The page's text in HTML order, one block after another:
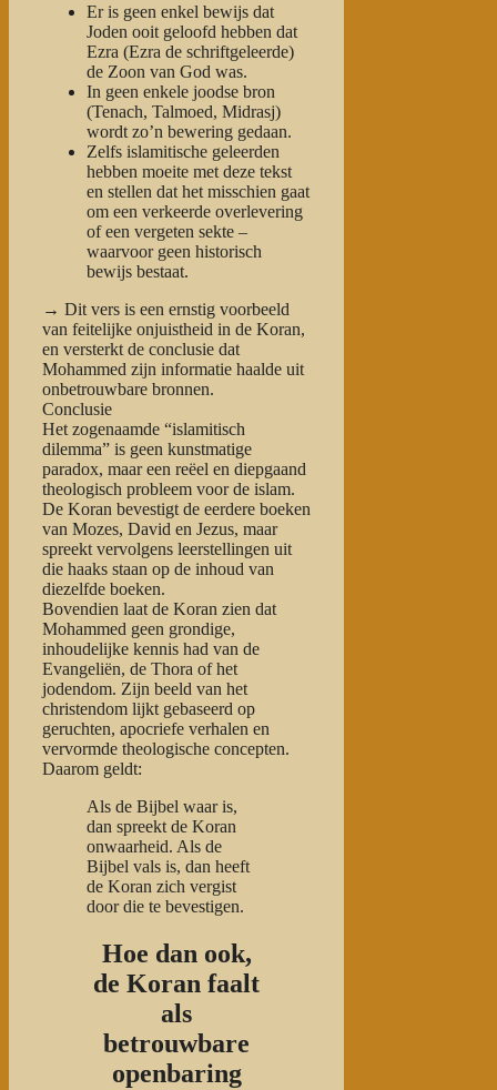
Er is geen enkel bewijs dat
Joden ooit geloofd hebben dat
Ezra (Ezra de schriftgeleerde)
de Zoon van God was.
In geen enkele joodse bron
(Tenach, Talmoed, Midrasj)
wordt zo’n bewering gedaan.
Zelfs islamitische geleerden
hebben moeite met deze tekst
en stellen dat het misschien gaat
om een verkeerde overlevering
of een vergeten sekte –
waarvoor geen historisch
bewijs bestaat.
→ Dit vers is een ernstig voorbeeld
van feitelijke onjuistheid in de Koran,
en versterkt de conclusie dat
Mohammed zijn informatie haalde uit
onbetrouwbare bronnen.
Conclusie
Het zogenaamde “islamitisch
dilemma” is geen kunstmatige
paradox, maar een reëel en diepgaand
theologisch probleem voor de islam.
De Koran bevestigt de eerdere boeken
van Mozes, David en Jezus, maar
spreekt vervolgens leerstellingen uit
die haaks staan op de inhoud van
diezelfde boeken.
Bovendien laat de Koran zien dat
Mohammed geen grondige,
inhoudelijke kennis had van de
Evangeliën, de Thora of het
jodendom. Zijn beeld van het
christendom lijkt gebaseerd op
geruchten, apocriefe verhalen en
vervormde theologische concepten.
Daarom geldt:
Als de Bijbel waar is,
dan spreekt de Koran
onwaarheid. Als de
Bijbel vals is, dan heeft
de Koran zich vergist
door die te bevestigen.
Hoe dan ook,
de Koran faalt
als
betrouwbare
openbaring